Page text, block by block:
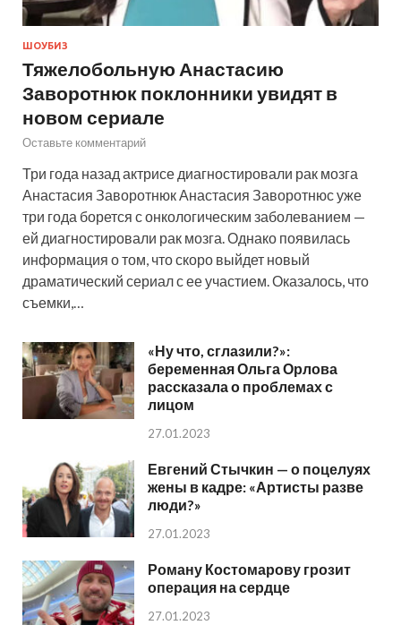
ШОУБИЗ
Тяжелобольную Анастасию
Заворотнюк поклонники увидят в
новом сериале
Оставьте комментарий
Три года назад актрисе диагностировали рак мозга
Анастасия Заворотнюк Анастасия Заворотнюс уже
три года борется с онкологическим заболеванием —
ей диагностировали рак мозга. Однако появилась
информация о том, что скоро выйдет новый
драматический сериал с ее участием. Оказалось, что
съемки,…
«Ну что, сглазили?»:
беременная Ольга Орлова
рассказала о проблемах с
лицом
27.01.2023
Евгений Стычкин — о поцелуях
жены в кадре: «Артисты разве
люди?»
27.01.2023
Роману Костомарову грозит
операция на сердце
27.01.2023